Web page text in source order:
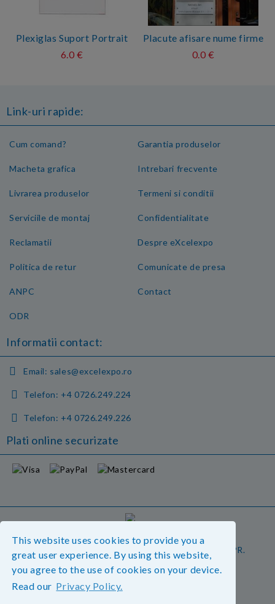
This website uses cookies to provide you a
great user experience. By using this website,
you agree to the use of cookies on your device.
Read our Privacy Policy.
Plexiglas Suport Portrait
6.0 €
Placute afisare nume firme
0.0 €
Link-uri rapide:
Cum comand?
Macheta grafica
Livrarea produselor
Serviciile de montaj
Garantia produselor
Intrebari frecvente
Termeni si conditii
Confidentialitate
Reclamatii
Politica de retur
ANPC
ODR
Despre eXcelexpo
Comunicate de presa
Contact
Informatii contact:
Email: sales@excelexpo.ro
Telefon: +4 0726.249.224
Telefon: +4 0726.249.226
Plati online securizate
Magazinul nostru respecta 100% prevederile GDPR.
Vedeti detalii.